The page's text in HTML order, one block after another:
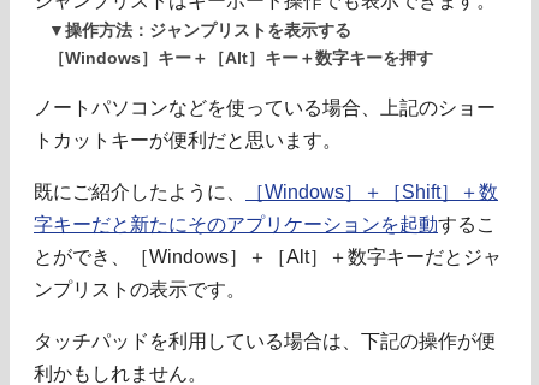
▼操作方法：ジャンプリストを表示する
［Windows］キー＋［Alt］キー＋数字キーを押す
ノートパソコンなどを使っている場合、上記のショー
トカットキーが便利だと思います。
既にご紹介したように、
［Windows］＋［Shift］＋数
字キーだと新たにそのアプリケーションを起動するこ
とができ、［Windows］＋［Alt］＋数字キーだとジャ
ンプリストの表示です。
タッチパッドを利用している場合は、下記の操作が便
利かもしれません。